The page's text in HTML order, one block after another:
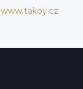
www.takoy.cz